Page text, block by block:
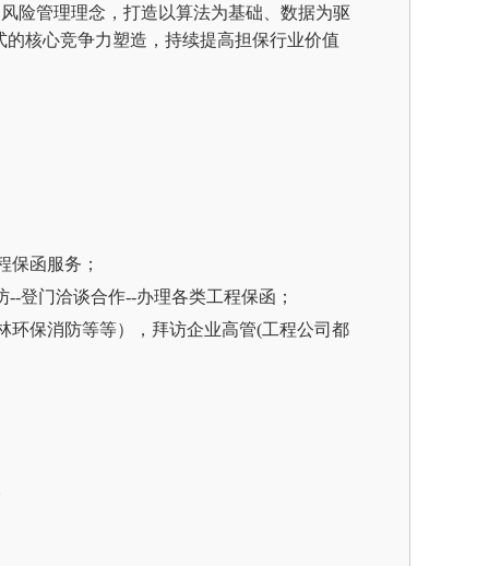
险管理理念，打造以算法为基础、数据为驱
核心竞争力塑造，持续提高担保行业价值
保函服务；
登门洽谈合作--办理各类工程保函；
环保消防等等），拜访企业高管(工程公司都